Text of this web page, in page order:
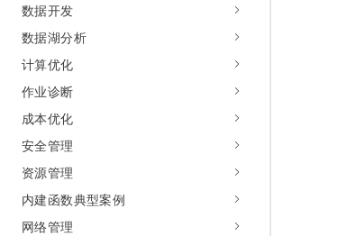
数据开发
数据湖分析
计算优化
作业诊断
成本优化
安全管理
资源管理
内建函数典型案例
网络管理